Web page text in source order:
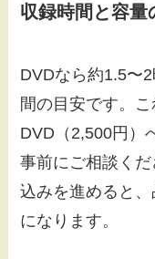
収録時間と容量
DVDなら約1.5〜
間の目安です。
DVD（2,500円）
事前にご相談く
込みを進めると
になります。